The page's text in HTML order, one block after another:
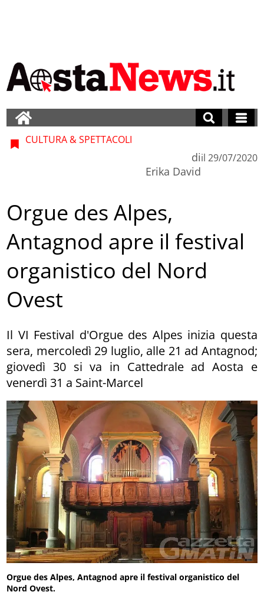
CULTURA & SPETTACOLI
di
Erika David
il 29/07/2020
Orgue des Alpes,
Antagnod apre il festival
organistico del Nord
Ovest
Il VI Festival d'Orgue des Alpes inizia questa
sera, mercoledì 29 luglio, alle 21 ad Antagnod;
giovedì 30 si va in Cattedrale ad Aosta e
venerdì 31 a Saint-Marcel
Orgue des Alpes, Antagnod apre il festival organistico del
Nord Ovest.